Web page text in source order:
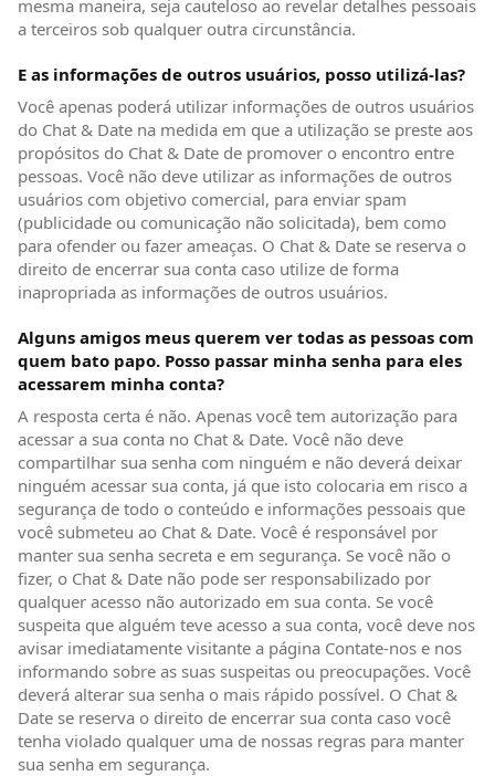
mesma maneira, seja cauteloso ao revelar detalhes pessoais
a terceiros sob qualquer outra circunstância.
E as informações de outros usuários, posso utilizá-las?
Você apenas poderá utilizar informações de outros usuários
do Chat & Date na medida em que a utilização se preste aos
propósitos do Chat & Date de promover o encontro entre
pessoas. Você não deve utilizar as informações de outros
usuários com objetivo comercial, para enviar spam
(publicidade ou comunicação não solicitada), bem como
para ofender ou fazer ameaças. O Chat & Date se reserva o
direito de encerrar sua conta caso utilize de forma
inapropriada as informações de outros usuários.
Alguns amigos meus querem ver todas as pessoas com
quem bato papo. Posso passar minha senha para eles
acessarem minha conta?
A resposta certa é não. Apenas você tem autorização para
acessar a sua conta no Chat & Date. Você não deve
compartilhar sua senha com ninguém e não deverá deixar
ninguém acessar sua conta, já que isto colocaria em risco a
segurança de todo o conteúdo e informações pessoais que
você submeteu ao Chat & Date. Você é responsável por
manter sua senha secreta e em segurança. Se você não o
fizer, o Chat & Date não pode ser responsabilizado por
qualquer acesso não autorizado em sua conta. Se você
suspeita que alguém teve acesso a sua conta, você deve nos
avisar imediatamente visitante a página Contate-nos e nos
informando sobre as suas suspeitas ou preocupações. Você
deverá alterar sua senha o mais rápido possível. O Chat &
Date se reserva o direito de encerrar sua conta caso você
tenha violado qualquer uma de nossas regras para manter
sua senha em segurança.